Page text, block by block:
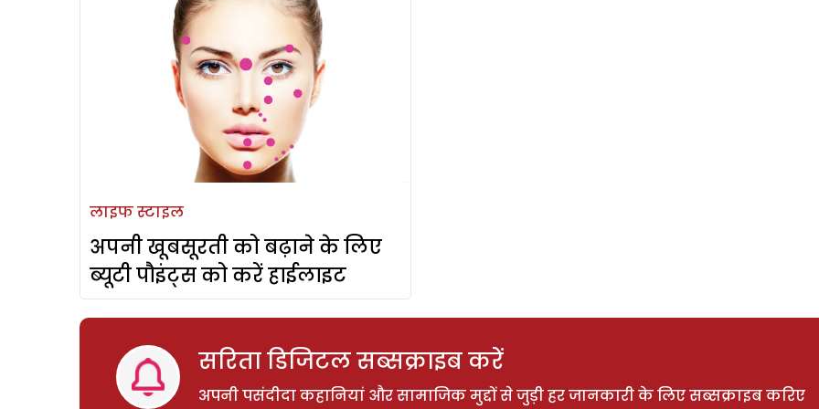
लाइफ स्टाइल
अपनी खूबसूरती को बढ़ाने के लिए
ब्यूटी पौइंट्स को करें हाईलाइट
सरिता डिजिटल सब्सक्राइब करें
अपनी पसंदीदा कहानियां और सामाजिक मुद्दों से जुड़ी हर जानकारी के लिए सब्सक्राइब करिए